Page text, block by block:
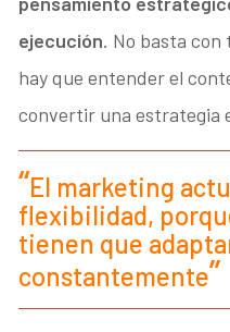
ejecución. No basta con
hay que entender el
convertir una estrategia
El marketing
flexibilidad,
tienen que
constantemente